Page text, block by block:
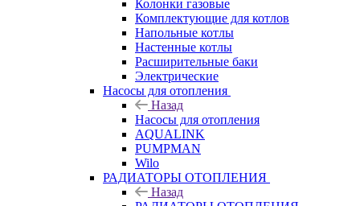
Колонки газовые
Комплектующие для котлов
Напольные котлы
Настенные котлы
Расширительные баки
Электрические
Насосы для отопления
Назад
Насосы для отопления
AQUALINK
PUMPMAN
Wilo
РАДИАТОРЫ ОТОПЛЕНИЯ
Назад